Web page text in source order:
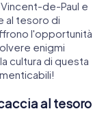
de-Paul e
al tesoro di
l'opportunità
enigmi
cultura di questa
al tesoro